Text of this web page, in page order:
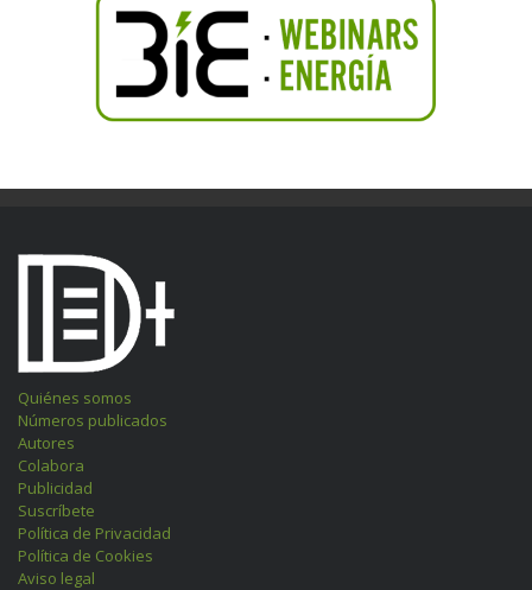
Quiénes somos
Números publicados
Autores
Colabora
Publicidad
Suscríbete
Política de Privacidad
Política de Cookies
Aviso legal